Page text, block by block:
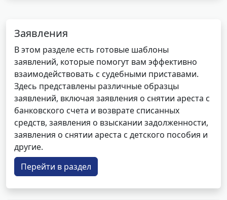
Заявления
В этом разделе есть готовые шаблоны
заявлений, которые помогут вам эффективно
взаимодействовать с судебными приставами.
Здесь представлены различные образцы
заявлений, включая заявления о снятии ареста с
банковского счета и возврате списанных
средств, заявления о взыскании задолженности,
заявления о снятии ареста с детского пособия и
другие.
Перейти в раздел